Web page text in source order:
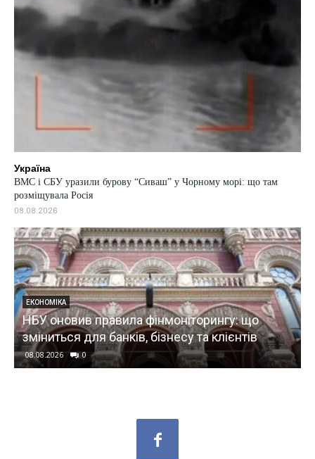
Україна
ВМС і СБУ уразили бурову “Сиваш” у Чорному морі: що там
розміщувала Росія
08.08.2026
ЕКОНОМІКА
НБУ оновив правила фінмоніторингу: що
зміниться для банків, бізнесу та клієнтів
08.08.2026 0